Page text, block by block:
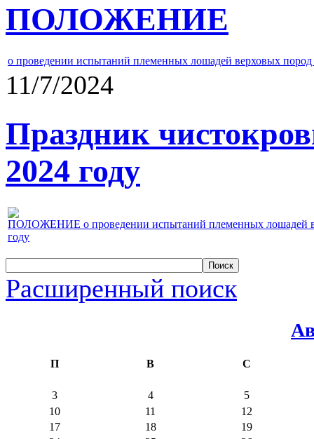
ПОЛОЖЕНИЕ
о проведении испытаний племенных лошадей верховых
11/7/2024
Праздник
2024 году
ПОЛОЖЕНИЕ о проведении испытаний племенных лошадей
году
Расширенный поиск
П В С
3 4
5
10
11
12
17
18
19